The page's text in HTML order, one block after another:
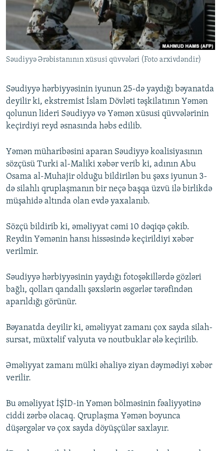
İNFOQRAFIKA
KARIKATURA
AZƏRBAYCAN ƏDƏBIYYATI KITABXANASI
İSLAM VƏ DEMOKRATIYA
İZ - MƏDƏNIYYƏT PROQRAMI
MISSIYAMIZ
PEŞƏ ETIKASI VƏ JURNALISTIKA STANDARTLARIMIZ
MATERIALLARIMIZDAN ISTIFADƏ
AZADLIQRADIOSU MOBIL TELEFONUNUZDA
XƏBƏR BÜLLETENLƏRIMIZ
BIZI IZLƏ
RFE/RL-in bütün saytları
Səudiyyə Ərəbistanının xüsusi qüvvələri (Foto arxivdəndir)
Səudiyyə hərbiyyəsinin iyunun 25-də yaydığı bəyanatda
deyilir ki, ekstremist İslam Dövləti təşkilatının Yəmən
qolunun lideri Səudiyyə və Yəmən xüsusi qüvvələrinin
keçirdiyi reyd əsnasında həbs edilib.
Yəmən müharibəsini aparan Səudiyyə koalisiyasının
sözçüsü Turki al-Maliki xəbər verib ki, adının Abu
Osama al-Muhajir olduğu bildirilən bu şəxs iyunun 3-
də silahlı qruplaşmanın bir neçə başqa üzvü ilə birlikdə
müşahidə altında olan evdə yaxalanıb.
Sözçü bildirib ki, əməliyyat cəmi 10 dəqiqə çəkib.
Reydin Yəmənin hansı hissəsində keçirildiyi xəbər
verilmir.
Səudiyyə hərbiyyəsinin yaydığı fotoşəkillərdə gözləri
bağlı, qolları qandallı şəxslərin əsgərlər tərəfindən
aparıldığı görünür.
Bəyanatda deyilir ki, əməliyyat zamanı çox sayda silah-
sursat, müxtəlif valyuta və noutbuklar ələ keçirilib.
Əməliyyat zamanı mülki əhaliyə ziyan dəymədiyi xəbər
verilir.
Bu əməliyyat İŞİD-in Yəmən bölməsinin fəaliyyətinə
ciddi zərbə olacaq. Qruplaşma Yəmən boyunca
düşərgələr və çox sayda döyüşçülər saxlayır.